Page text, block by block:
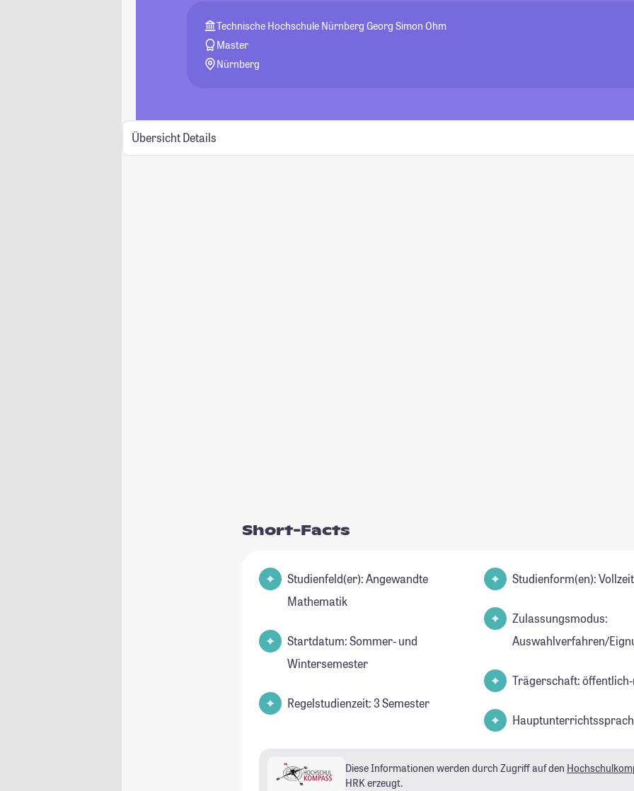
Technische Hochschule Nürnberg Georg Simon Ohm
Master
Nürnberg
Übersicht Details
Short-Facts
Studienfeld(er): Angewandte
Mathematik
Startdatum: Sommer- und
Wintersemester
Regelstudienzeit: 3 Semester
Studienform(en):
Zulassungsmodus:
Auswahlverfahren/
Trägerschaft:
Diese Informationen werden durch Zugriff auf den
HRK erzeugt.